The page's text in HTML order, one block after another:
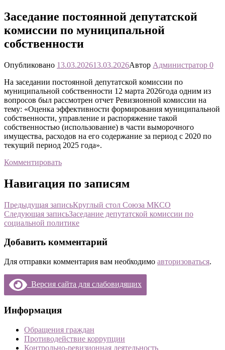
Заседание постоянной депутатской
комиссии по муниципальной
собственности
Опубликовано 13.03.202613.03.2026Автор Администратор 0
На заседании постоянной депутатской комиссии по
муниципальной собственности 12 марта 2026года одним из
вопросов был рассмотрен отчет Ревизионной комиссии на
тему: «Оценка эффективности формирования муниципальной
собственности, управление и распоряжение такой
собственностью (использование) в части выморочного
имущества, расходов на его содержание за период с 2020 по
текущий период 2025 года».
Комментировать
Навигация по записям
Предыдущая записьКруглый стол Союза МКСО
Следующая записьЗаседание депутатской комиссии по
социальной политике
Добавить комментарий
Для отправки комментария вам необходимо авторизоваться.
Версия сайта для слабовидящих
Информация
Обращения граждан
Противодействие коррупции
Контрольно-ревизионная деятельность